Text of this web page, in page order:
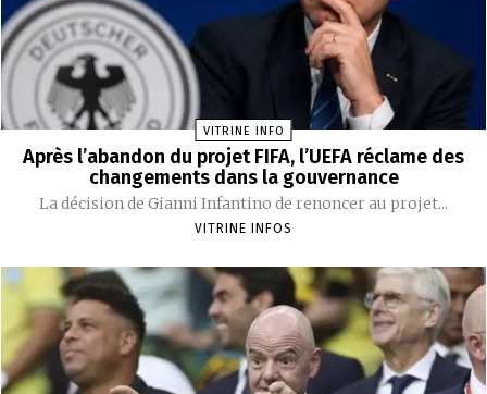
VITRINE INFO
Après l’abandon du projet FIFA, l’UEFA réclame des
changements dans la gouvernance
La décision de Gianni Infantino de renoncer au projet...
VITRINE INFOS